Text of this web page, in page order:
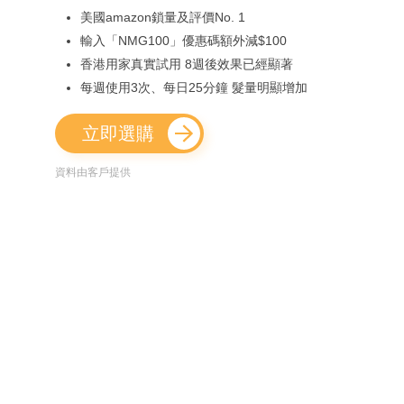
美國amazon鎖量及評價No. 1
輸入「NMG100」優惠碼額外減$100
香港用家真實試用 8週後效果已經顯著
每週使用3次、每日25分鐘 髮量明顯增加
立即選購
資料由客戶提供